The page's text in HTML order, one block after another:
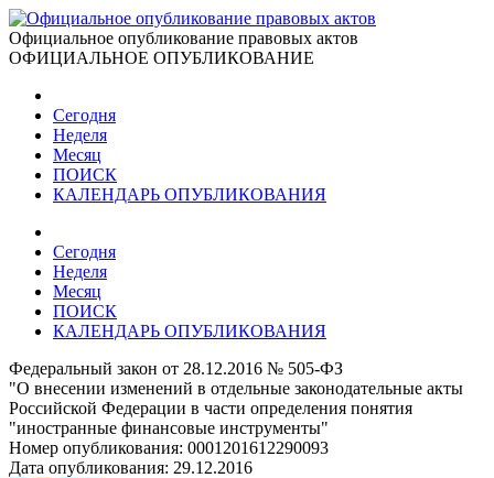
Официальное опубликование правовых актов
ОФИЦИАЛЬНОЕ ОПУБЛИКОВАНИЕ
Сегодня
Неделя
Месяц
ПОИСК
КАЛЕНДАРЬ ОПУБЛИКОВАНИЯ
Сегодня
Неделя
Месяц
ПОИСК
КАЛЕНДАРЬ ОПУБЛИКОВАНИЯ
Федеральный закон от 28.12.2016 № 505-ФЗ
"О внесении изменений в отдельные законодательные акты
Российской Федерации в части определения понятия
"иностранные финансовые инструменты"
Номер опубликования: 0001201612290093
Дата опубликования: 29.12.2016